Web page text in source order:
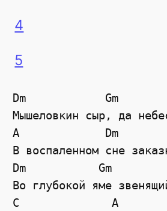
4
5
Dm            Gm
Мышеловкин сыр, да
A             Dm
В воспаленном сне
Dm           Gm
Во глубокой яме
C              A